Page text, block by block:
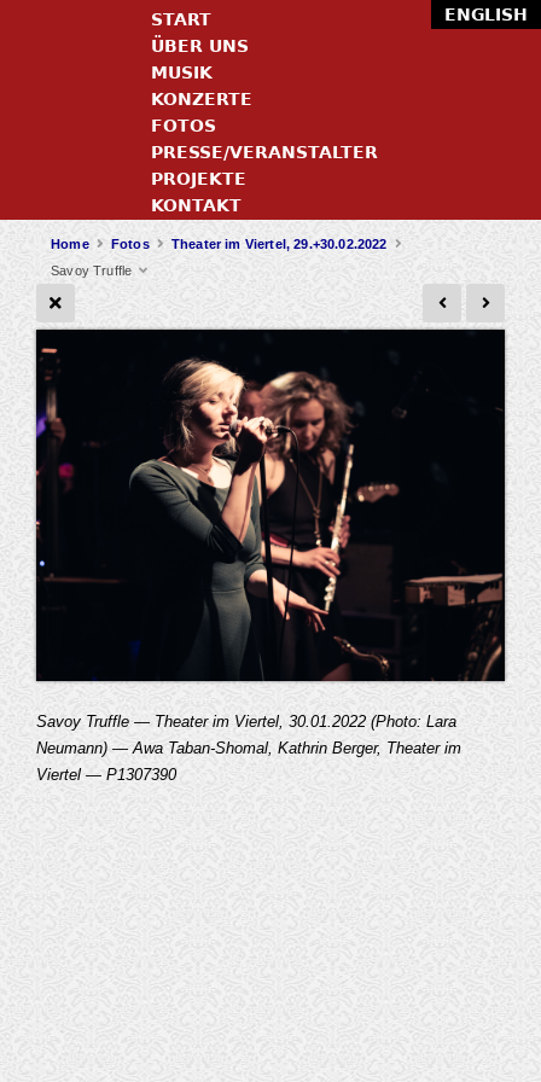
Home Fotos
Theater im Viertel, 29.+30.02.2022
Savoy Truffle
Savoy Truffle — Theater im Viertel, 30.01.2022 (Photo: Lara
Neumann) — Awa Taban-Shomal, Kathrin Berger, Theater im
Viertel — P1307390
START
ÜBER UNS
MUSIK
KONZERTE
FOTOS
PRESSE/VERANSTALTER
PROJEKTE
KONTAKT
ENGLISH